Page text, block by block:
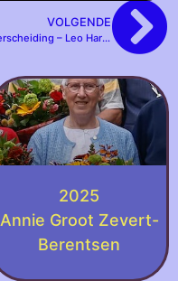
VOLGENDE
Onderscheiding – Leo Harbers
2025
Annie Groot Zevert-
Berentsen